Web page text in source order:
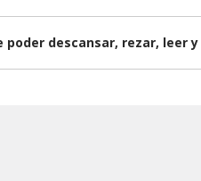
poder descansar, rezar, leer